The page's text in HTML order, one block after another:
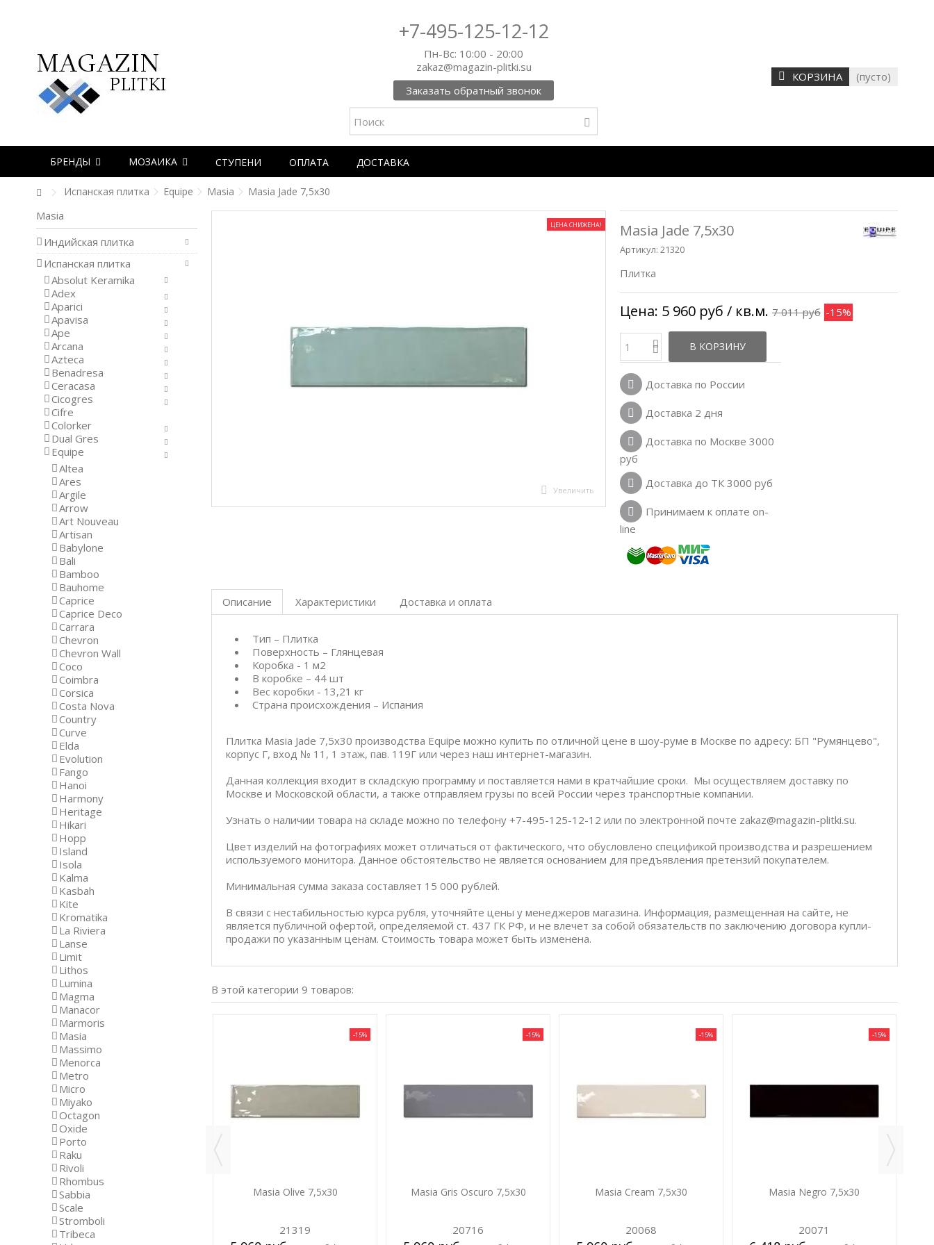
+7-495-125-12-12
Пн-Вс: 10:00 - 20:00
zakaz@magazin-plitki.su
Заказать обратный звонок
КОРЗИНА (пусто)
БРЕНДЫ МОЗАИКА СТУПЕНИ ОПЛАТА ДОСТАВКА
Испанская плитка Equipe Masia Masia Jade 7,5х30
ЦЕНА СНИЖЕНА!
Увеличить
Masia Jade 7,5х30
Артикул: 21320
Плитка
Цена: 5 960 руб / кв.м. 7 011 руб -15%
В КОРЗИНУ
Доставка по России
Доставка 2 дня
Доставка по Москве 3000
руб
Доставка до ТК 3000 руб
Принимаем к оплате on-
line
Описание Характеристики Доставка и оплата
Тип – Плитка
Поверхность – Глянцевая
Коробка - 1 м2
В коробке – 44 шт
Вес коробки - 13,21 кг
Страна происхождения – Испания
Плитка Masia Jade 7,5х30 производства Equipe можно купить по отличной цене в шоу-руме в Москве по адресу: БП "Румянцево",
корпус Г, вход № 11, 1 этаж, пав. 119Г или через наш интернет-магазин.
Данная коллекция входит в складскую программу и поставляется нами в кратчайшие сроки. Мы осуществляем доставку по
Москве и Московской области, а также отправляем грузы по всей России через транспортные компании.
Узнать о наличии товара на складе можно по телефону +7-495-125-12-12 или по электронной почте zakaz@magazin-plitki.su.
Цвет изделий на фотографиях может отличаться от фактического, что обусловлено спецификой производства и разрешением
используемого монитора. Данное обстоятельство не является основанием для предъявления претензий покупателем.
Минимальная сумма заказа составляет 15 000 рублей.
В связи с нестабильностью курса рубля, уточняйте цены у менеджеров магазина. Информация, размещенная на сайте, не
является публичной офертой, определяемой ст. 437 ГК РФ, и не влечет за собой обязательств по заключению договора купли-
продажи по указанным ценам. Стоимость товара может быть изменена.
В этой категории 9 товаров:
Masia Gris Claro 7,5х30
-15%
Masia Olive 7,5х30
21319
-15%
Masia Gris Oscuro 7,5х30
20716
-15%
Masia Cream 7,5х30
20068
-15%
Masia Negro 7,5х30
20071
Masia
Индийская плитка
Испанская плитка
Absolut Keramika
Adex
Aparici
Apavisa
Ape
Arcana
Azteca
Benadresa
Ceracasa
Cicogres
Cifre
Colorker
Dual Gres
Equipe
Altea
Ares
Argile
Arrow
Art Nouveau
Artisan
Babylone
Bali
Bamboo
Bauhome
Caprice
Caprice Deco
Carrara
Chevron
Chevron Wall
Coco
Coimbra
Corsica
Costa Nova
Country
Curve
Elda
Evolution
Fango
Hanoi
Harmony
Heritage
Hikari
Hopp
Island
Isola
Kalma
Kasbah
Kite
Kromatika
La Riviera
Lanse
Limit
Lithos
Lumina
Magma
Manacor
Marmoris
Masia
Massimo
Menorca
Metro
Micro
Miyako
Octagon
Oxide
Porto
Raku
Rivoli
Rhombus
Sabbia
Scale
Stromboli
Tribeca